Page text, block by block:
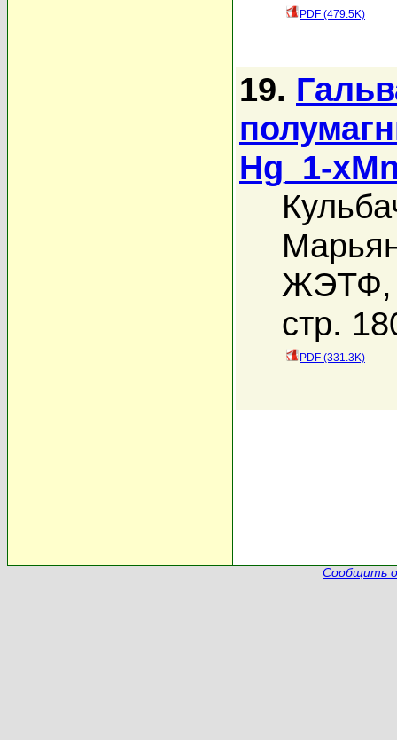
PDF (479.5K)
19.
Hg_1-
ЖЭТФ,
стр.
PDF (331.3K)
Сообщить о